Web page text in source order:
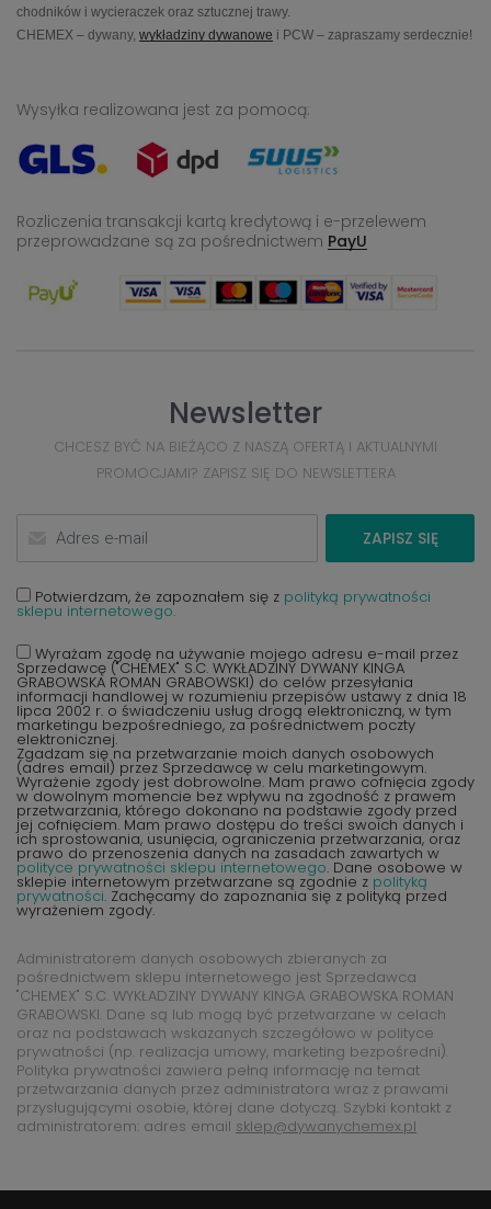
chodników i wycieraczek oraz sztucznej trawy.
CHEMEX – dywany, wykładziny dywanowe i PCW – zapraszamy serdecznie!
Wysyłka realizowana jest za pomocą:
Rozliczenia transakcji kartą kredytową i e-przelewem
przeprowadzane są za pośrednictwem PayU
Newsletter
CHCESZ BYĆ NA BIEŻĄCO Z NASZĄ OFERTĄ I AKTUALNYMI
PROMOCJAMI? ZAPISZ SIĘ DO NEWSLETTERA
ZAPISZ SIĘ
Potwierdzam, że zapoznałem się z polityką prywatności
sklepu internetowego.
Wyrażam zgodę na używanie mojego adresu e-mail przez
Sprzedawcę ("CHEMEX" S.C. WYKŁADZINY DYWANY KINGA
GRABOWSKA ROMAN GRABOWSKI) do celów przesyłania
informacji handlowej w rozumieniu przepisów ustawy z dnia 18
lipca 2002 r. o świadczeniu usług drogą elektroniczną, w tym
marketingu bezpośredniego, za pośrednictwem poczty
elektronicznej.
Zgadzam się na przetwarzanie moich danych osobowych
(adres email) przez Sprzedawcę w celu marketingowym.
Wyrażenie zgody jest dobrowolne. Mam prawo cofnięcia zgody
w dowolnym momencie bez wpływu na zgodność z prawem
przetwarzania, którego dokonano na podstawie zgody przed
jej cofnięciem. Mam prawo dostępu do treści swoich danych i
ich sprostowania, usunięcia, ograniczenia przetwarzania, oraz
prawo do przenoszenia danych na zasadach zawartych w
polityce prywatności sklepu internetowego. Dane osobowe w
sklepie internetowym przetwarzane są zgodnie z polityką
prywatności. Zachęcamy do zapoznania się z polityką przed
wyrażeniem zgody.
Administratorem danych osobowych zbieranych za
pośrednictwem sklepu internetowego jest Sprzedawca
"CHEMEX" S.C. WYKŁADZINY DYWANY KINGA GRABOWSKA ROMAN
GRABOWSKI. Dane są lub mogą być przetwarzane w celach
oraz na podstawach wskazanych szczegółowo w polityce
prywatności (np. realizacja umowy, marketing bezpośredni).
Polityka prywatności zawiera pełną informację na temat
przetwarzania danych przez administratora wraz z prawami
przysługującymi osobie, której dane dotyczą. Szybki kontakt z
administratorem: adres email sklep@dywanychemex.pl